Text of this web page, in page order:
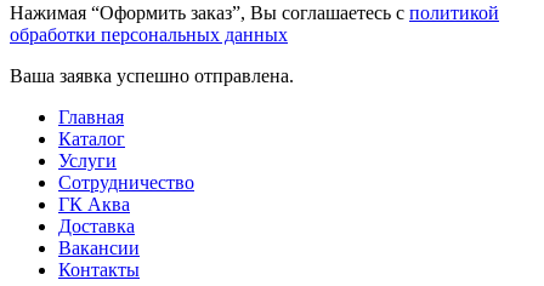
Нажимая “Оформить заказ”, Вы соглашаетесь с политикой
обработки персональных данных
Ваша заявка успешно отправлена.
Главная
Каталог
Услуги
Сотрудничество
ГК Аква
Доставка
Вакансии
Контакты